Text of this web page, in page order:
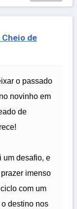
Cheio de
o passado
novinho em
de
um desafio, e
imenso
com um
destino nos